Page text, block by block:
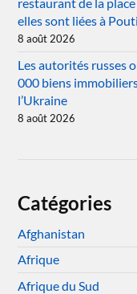
restaurant de la
elles sont liées à
8 août 2026
Les autorités russes
000 biens
l’Ukraine
8 août 2026
Catégories
Afghanistan
Afrique
Afrique du Sud